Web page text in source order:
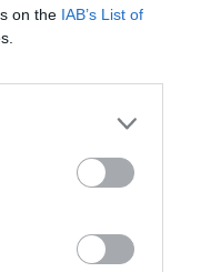
on the IAB’s List of